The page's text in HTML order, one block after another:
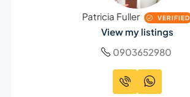
Patricia Fuller VERIFIED
View my listings
0903652980